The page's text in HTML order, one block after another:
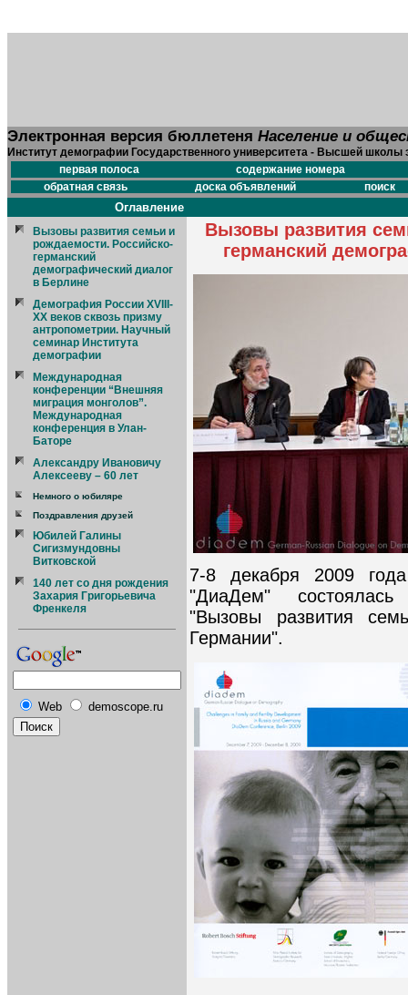
Электронная версия бюллетеня Население и
Институт демографии Государственного университета - Высшей школы
первая полоса
содержание номера
обратная связь
доска объявлений поиск
Оглавление
Вызовы развития семьи и
рождаемости. Российско-
германский
демографический диалог
в Берлине
Демография России XVIII-
XX веков сквозь призму
антропометрии. Научный
семинар Института
демографии
Международная
конференции “Внешняя
миграция монголов”.
Международная
конференция в Улан-
Баторе
Александру Ивановичу
Алексееву – 60 лет
Немного о юбиляре
Поздравления друзей
Юбилей Галины
Сигизмундовны
Витковской
140 лет со дня рождения
Захария Григорьевича
Френкеля
Web demoscope.ru
Вызовы развития
германский
7-8 декабря 2009
"ДиаДем"
"Вызовы развития
Германии".